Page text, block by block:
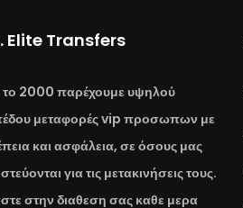
Elite Transfers
2000 παρέχουμε υψηλού
μεταφορές vip προσωπων με
και ασφάλεια, σε όσους μας
για τις μετακινήσεις τους.
στην διαθεση σας καθε μερα